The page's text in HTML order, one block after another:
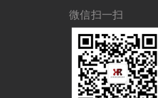
微信扫一扫